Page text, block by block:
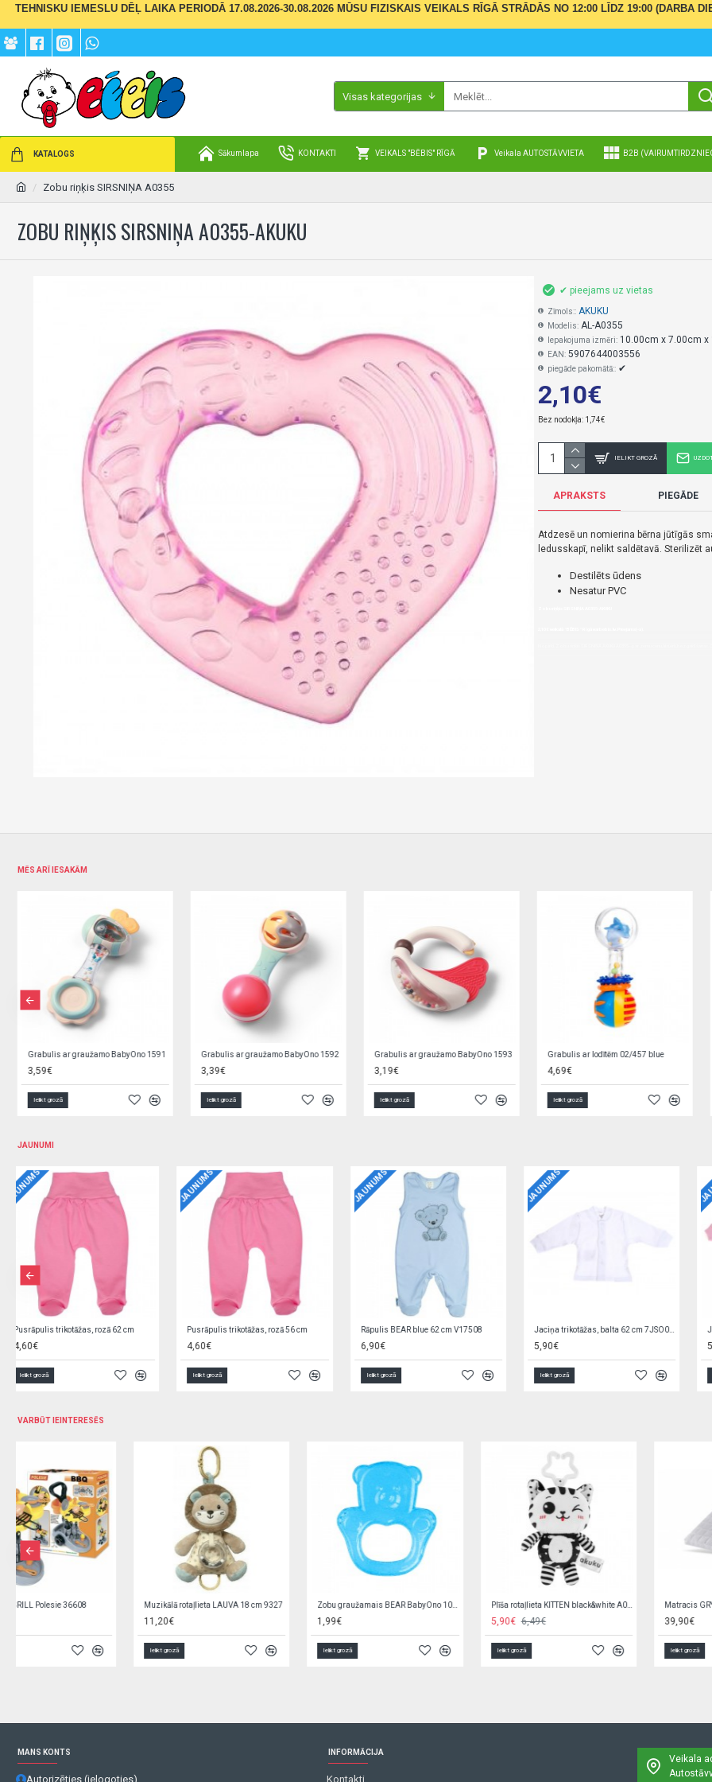
TEHNISKU IEMESLU DĒĻ LAIKA PERIODĀ 17.08.2026-30.08.2026 MŪSU FIZISKAIS VEIKALS RĪGĀ STRĀDĀS NO 12:00 LĪDZ 19:00 (DARBA
Visas kategorijas
KATALOGS Sākumlapa KONTAKTI VEIKALS "BĒBIS" RĪGĀ Veikala AUTOSTĀVVIETA B2B
Zobu riņķis SIRSNIŅA A0355
ZOBU RIŅĶIS SIRSNIŅA A0355-AKUKU
2,10€
Bez nodokļa: 1,74€
✔ pieejams uz vietas
Zīmols:: AKUKU
Modelis: AL-A0355
Iepakojuma izmēri: 10.00cm x 7.00cm x
EAN: 5907644003556
piegāde pakomātā:: ✔
IELIKT GROZĀ
APRAKSTS PIEGĀDE
Atdzesē un nomierina bērna jūtīgās
ledusskapī, nelikt saldētavā. Sterilizēt
Destilēts ūdens
Nesatur PVC
Nopirkt Zobu riņķis SIRSNIŅA AKUKU A0355--par zemu cenu,ātri,ērti,bez
MĒS ARĪ IESAKĀM
Grabulis ar graužamo BabyOno 1593
3,19€
Ielikt grozā
Grabulis ar lodītēm 02/457 blue
4,69€
Ielikt grozā
Grabulis ar lodītēm 02/457 red
4,69€
Ielikt grozā
3,89€
Ielikt grozā
JAUNUMI
JAUNUMS
5,90€
Ielikt grozā
JAUNUMS
5,90€
Ielikt grozā
JAUNUMS
5,90€
Ielikt grozā
JAUNUMS
Zīdaiņu cimdiņi-dūraiņi STARS
1,90€
Ielikt grozā
VARBŪT IEINTERESĒS
Zīdaiņu zābaciņi 3-9 mēn. OBO-0178 Jauka pildspalva LAPKA GG73-izpārdošana Rompers SUMMER 20001 blue Zeķubikses baltas RAB-0002 (80-122 cm)
MANS KONTS
Autorizēties (ielogoties)
INFORMĀCIJA
Kontakti
Veikala